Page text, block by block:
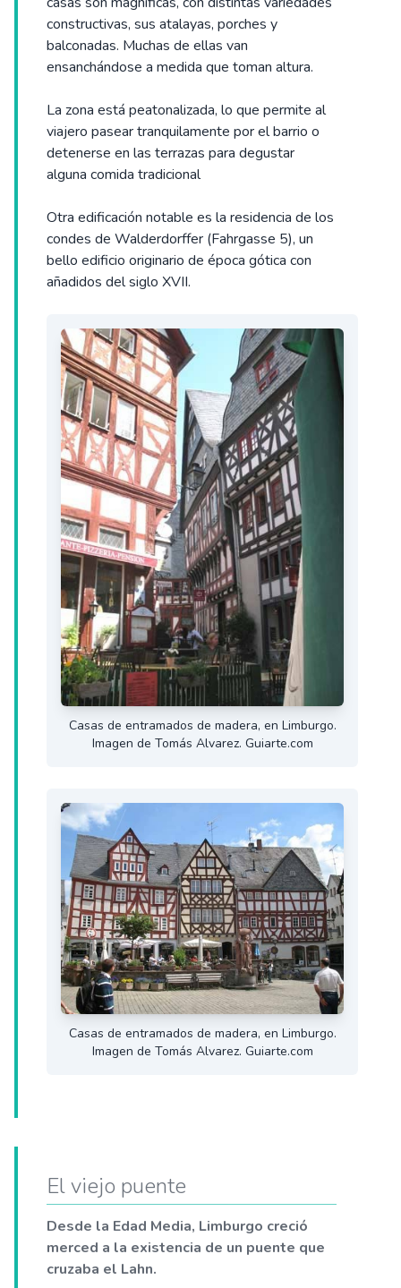
constructivas, sus atalayas, porches y
balconadas. Muchas de ellas van
ensanchándose a medida que toman altura.
La zona está peatonalizada, lo que permite al
viajero pasear tranquilamente por el barrio o
detenerse en las terrazas para degustar
alguna comida tradicional
Otra edificación notable es la residencia de los
condes de Walderdorffer (Fahrgasse 5), un
bello edificio originario de época gótica con
añadidos del siglo XVII.
Casas de entramados de madera, en Limburgo.
Imagen de Tomás Alvarez. Guiarte.com
Casas de entramados de madera, en Limburgo.
Imagen de Tomás Alvarez. Guiarte.com
El viejo puente
Desde la Edad Media, Limburgo creció
merced a la existencia de un puente que
cruzaba el Lahn.